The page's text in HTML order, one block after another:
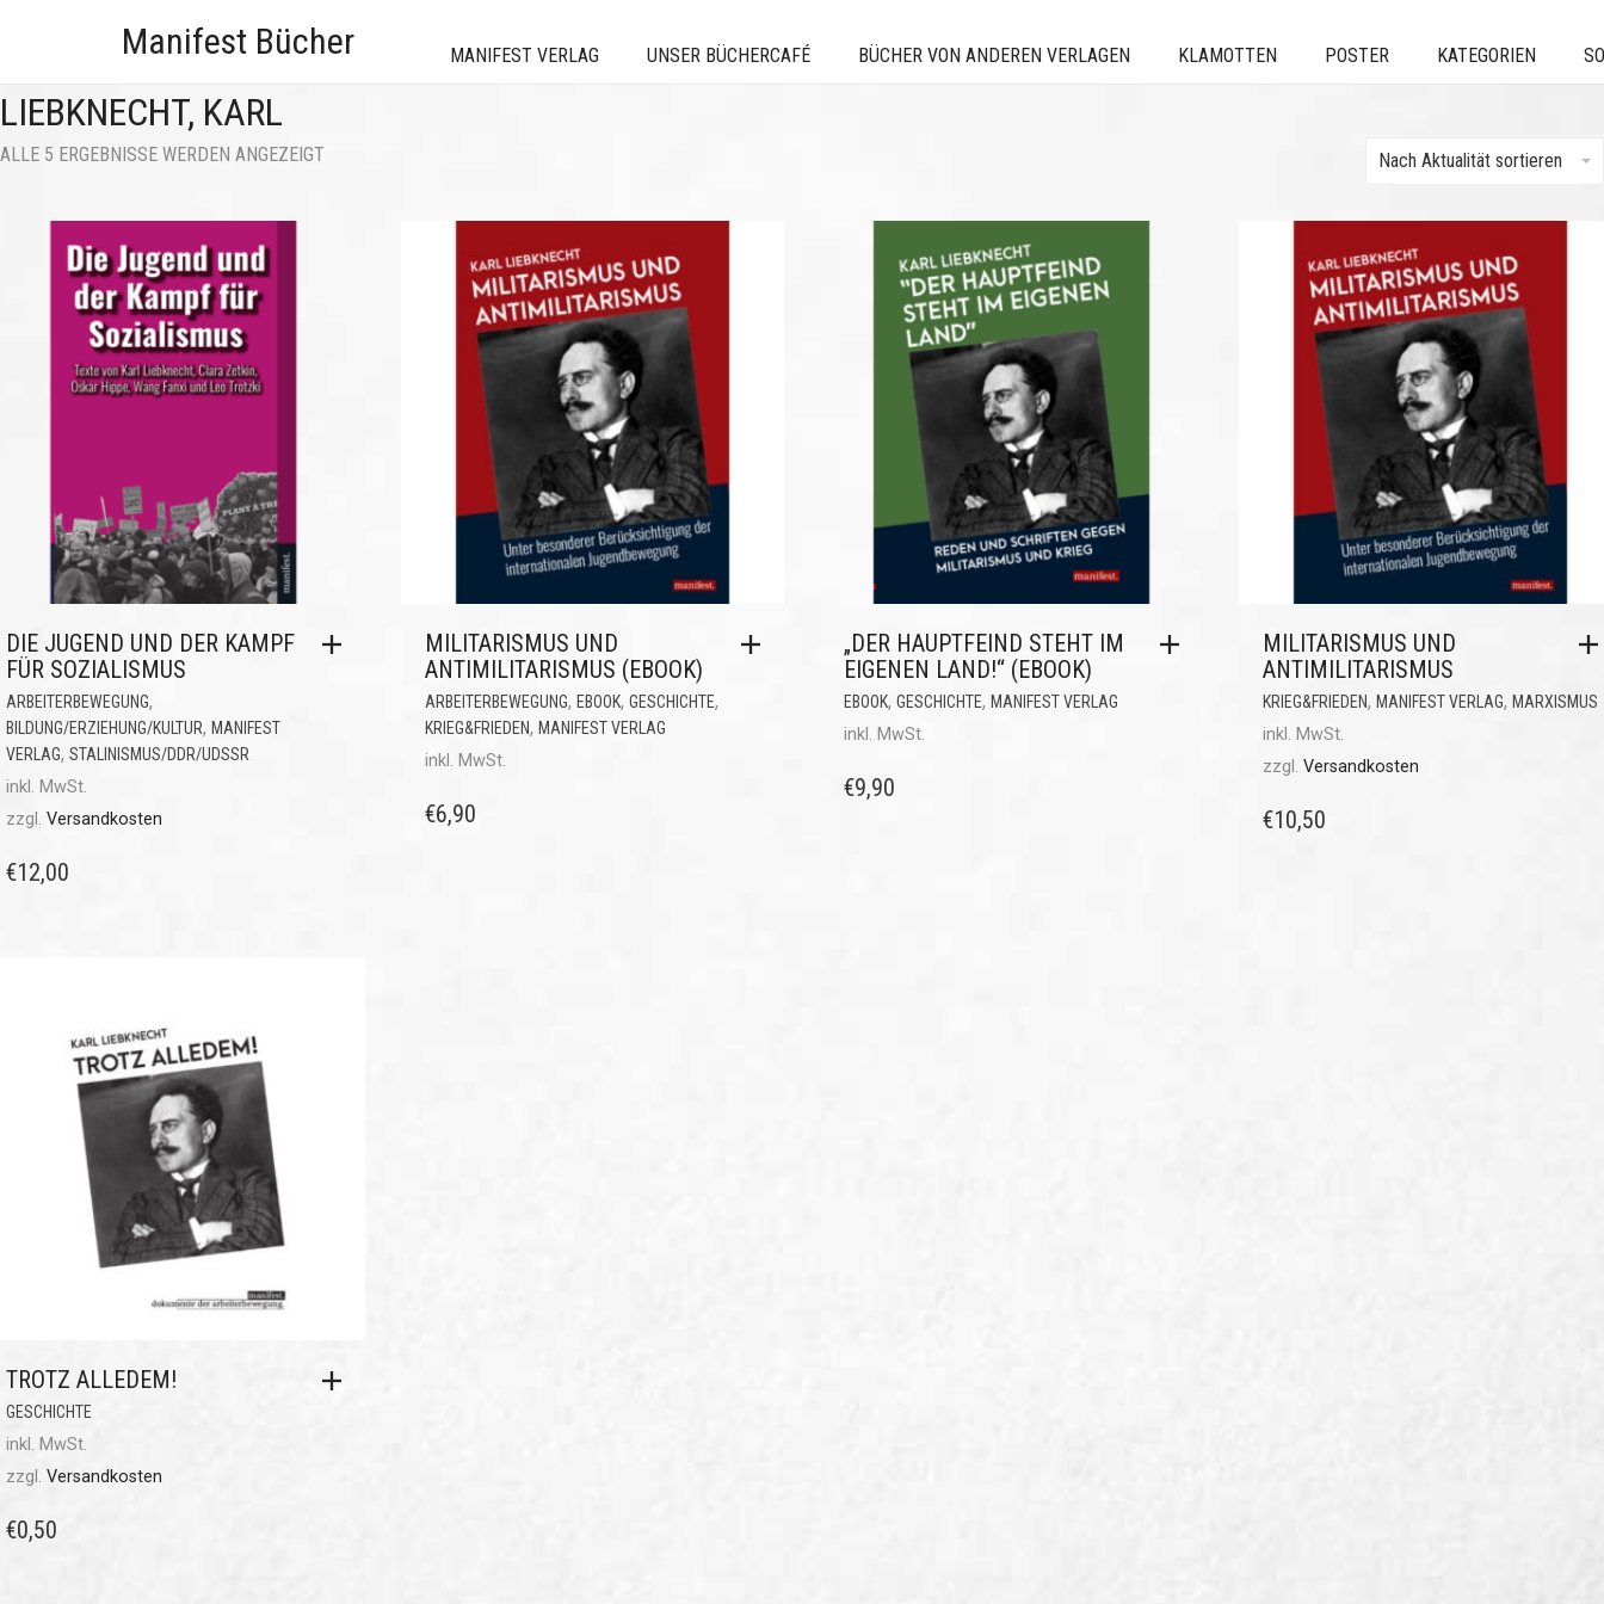
Manifest Bücher MANIFEST VERLAG UNSER BÜCHERCAFÉ BÜCHER VON ANDEREN VERLAGEN KLAMOTTEN POSTER KATEGORIEN
LIEBKNECHT, KARL
ALLE 5 ERGEBNISSE WERDEN ANGEZEIGT Nach Aktualität sortieren
DIE JUGEND UND DER KAMPF
FÜR SOZIALISMUS
ARBEITERBEWEGUNG,
BILDUNG/ERZIEHUNG/KULTUR, MANIFEST
VERLAG, STALINISMUS/DDR/UDSSR
inkl. MwSt.
zzgl. Versandkosten
€12,00
MILITARISMUS UND
ANTIMILITARISMUS (EBOOK)
ARBEITERBEWEGUNG, EBOOK, GESCHICHTE,
KRIEG&FRIEDEN, MANIFEST VERLAG
inkl. MwSt.
€6,90
„DER HAUPTFEIND STEHT IM
EIGENEN LAND!“ (EBOOK)
EBOOK, GESCHICHTE, MANIFEST VERLAG
inkl. MwSt.
€9,90
MILITARISMUS UND
ANTIMILITARISMUS
KRIEG&FRIEDEN, MANIFEST VERLAG, MARXISMUS
inkl. MwSt.
zzgl. Versandkosten
€10,50
TROTZ ALLEDEM!
GESCHICHTE
inkl. MwSt.
zzgl. Versandkosten
€0,50